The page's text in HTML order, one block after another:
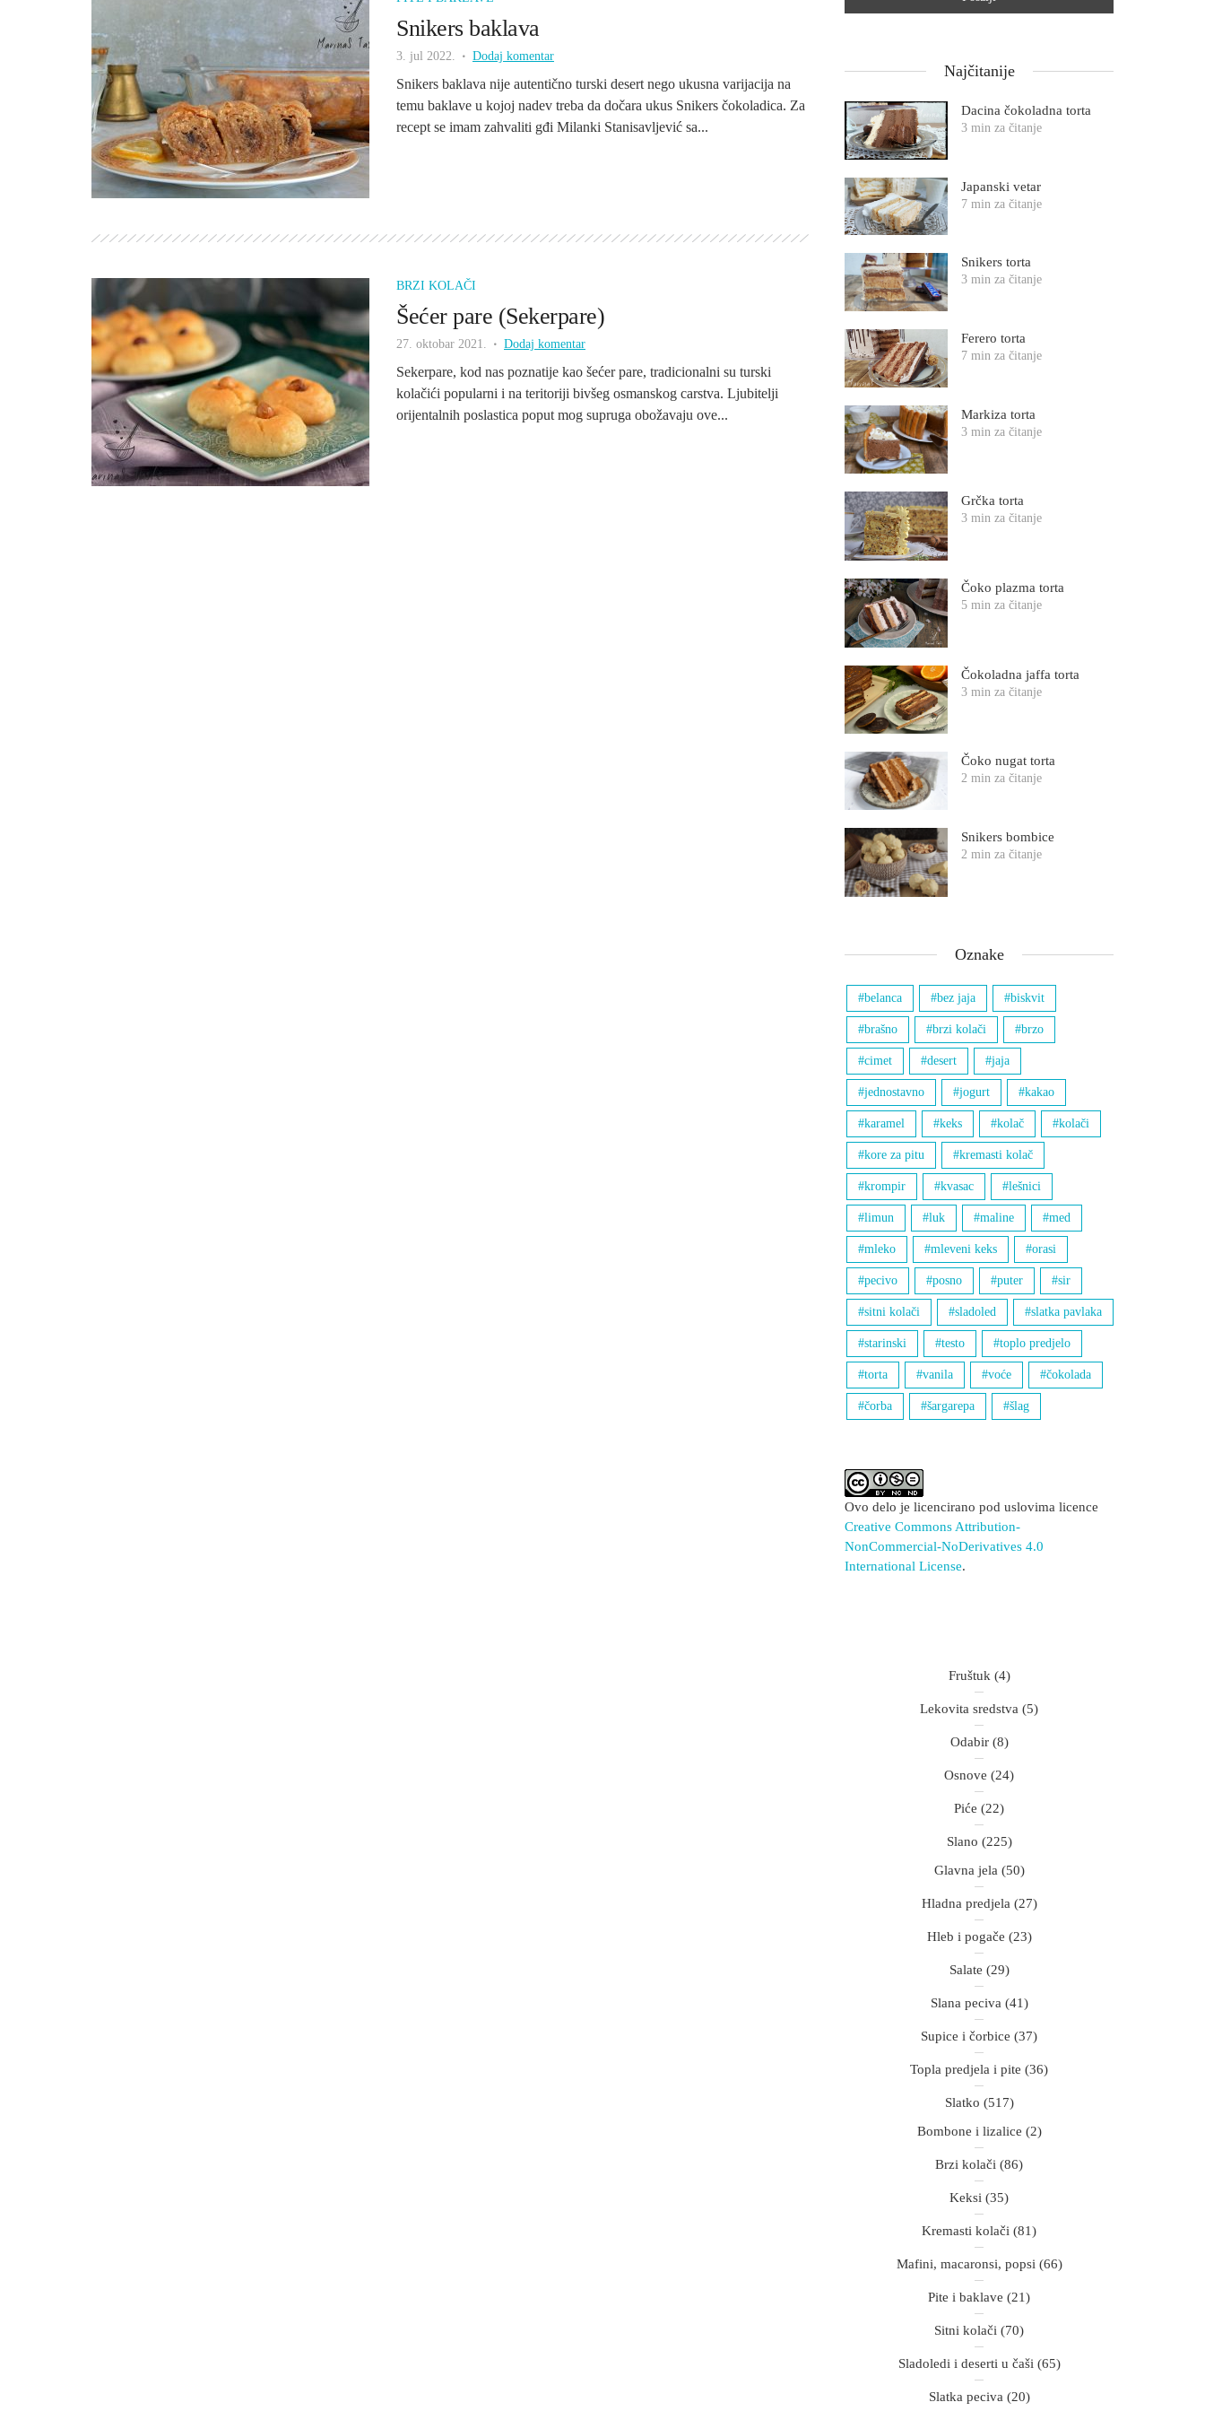
Snikers baklava
3. jul 2022. Dodaj komentar
Snikers baklava nije autentično turski desert nego ukusna varijacija na
temu baklave u kojoj nadev treba da dočara ukus Snikers čokoladica. Za
recept se imam zahvaliti gđi Milanki Stanisavljević sa...
BRZI KOLAČI
Šećer pare (Sekerpare)
27. oktobar 2021. Dodaj komentar
Sekerpare, kod nas poznatije kao šećer pare, tradicionalni su turski
kolačići popularni i na teritoriji bivšeg osmanskog carstva. Ljubitelji
orijentalnih poslastica poput mog supruga obožavaju ove...
Najčitanije
Dacina čokoladna torta
3 min za čitanje
Japanski vetar
7 min za čitanje
Snikers torta
3 min za čitanje
Ferero torta
7 min za čitanje
Markiza torta
3 min za čitanje
Grčka torta
3 min za čitanje
Čoko plazma torta
5 min za čitanje
Čokoladna jaffa torta
3 min za čitanje
Čoko nugat torta
2 min za čitanje
Snikers bombice
2 min za čitanje
Oznake
belanca bez jaja biskvit
brašno brzi kolači brzo
cimet desert jaja
jednostavno jogurt kakao
karamel keks kolač kolači
kore za pitu kremasti kolač
krompir kvasac lešnici
limun luk maline med
mleko mleveni keks orasi
pecivo posno puter sir
sitni kolači sladoled slatka pavlaka
starinski testo toplo predjelo
torta vanila voće čokolada
čorba šargarepa šlag
Ovo delo je licencirano pod uslovima licence
Creative Commons Attribution-
NonCommercial-NoDerivatives 4.0
International License.
Fruštuk (4)
Lekovita sredstva (5)
Odabir(8)
Osnove (24)
Piće (22)
Slano (225)
Glavna jela (50)
Hladna predjela (27)
Hleb i pogače (23)
Salate (29)
Slana peciva (41)
Supice i čorbice (37)
Topla predjela i pite (36)
Slatko (517)
Bombone i lizalice (2)
Brzi kolači (86)
Keksi (35)
Kremasti kolači (81)
Mafini, macaronsi, popsi (66)
Pite i baklave (21)
Sitni kolači (70)
Sladoledi i deserti u čaši (65)
Slatka peciva (20)